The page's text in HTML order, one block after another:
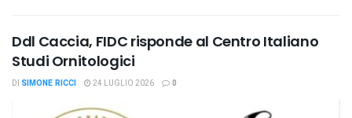
Ddl Caccia, FIDC risponde al Centro Italiano
Studi Ornitologici
DI SIMONE RICCI 24 LUGLIO 2026 0